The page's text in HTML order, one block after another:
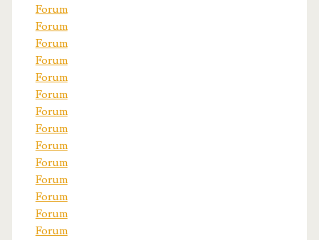
Forum
Forum
Forum
Forum
Forum
Forum
Forum
Forum
Forum
Forum
Forum
Forum
Forum
Forum